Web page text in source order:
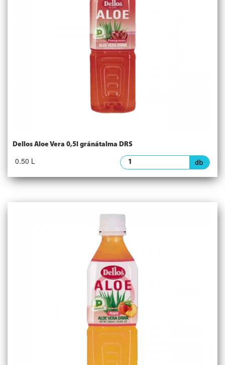
Dellos Aloe Vera 0,5l gránátalma DRS
0.50 L